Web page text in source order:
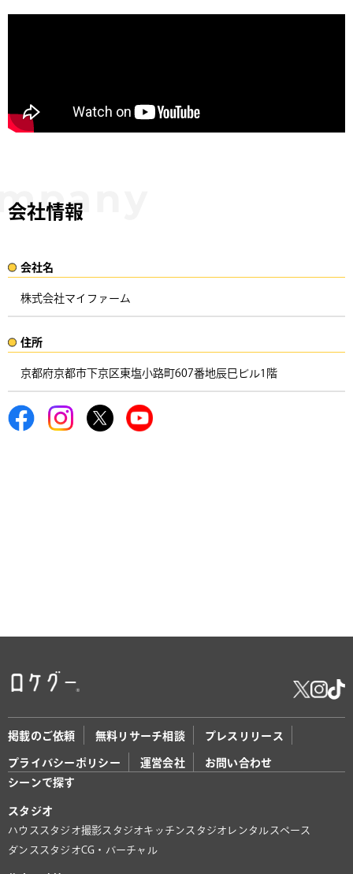
会社情報
会社名​
株式会社マイファーム
住所​​
京都府京都市下京区東塩小路町607番地辰巳ビル1階 ​
掲載のご依頼 無料リサーチ相談 プレスリリース
プライバシーポリシー 運営会社
お問い合わせ
シーンで探す
スタジオ
ハウススタジオ撮影スタジオキッチンスタジオ レンタルスペース
ダンススタジオCG・バーチャル